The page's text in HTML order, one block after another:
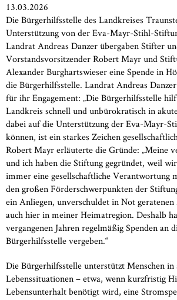
13.03.2026
Die Bürgerhilfsstelle des Landkreises
Unterstützung von der Eva-Mayr-Stihl-
Landrat Andreas Danzer übergaben Stifter
Vorstandsvorsitzender Robert Mayr und
Alexander Burghartswieser eine Spende in
die Bürgerhilfsstelle. Landrat Andreas
für ihr Engagement: „Die Bürgerhilfsstelle
Landkreis schnell und unbürokratisch in
dabei auf die Unterstützung der Eva-Mayr-
können, ist ein starkes Zeichen
Robert Mayr erläuterte die Gründe: „Meine
und ich haben die Stiftung gegründet, weil
immer eine gesellschaftliche Verantwortung
den großen Förderschwerpunkten der
ein Anliegen, unverschuldet in Not geratenen
auch hier in meiner Heimatregion. Deshalb
vergangenen Jahren regelmäßig Spenden an
Bürgerhilfsstelle vergeben.“
Die Bürgerhilfsstelle unterstützt Menschen in
Lebenssituationen – etwa, wenn kurzfristig
Lebensunterhalt benötigt wird, eine